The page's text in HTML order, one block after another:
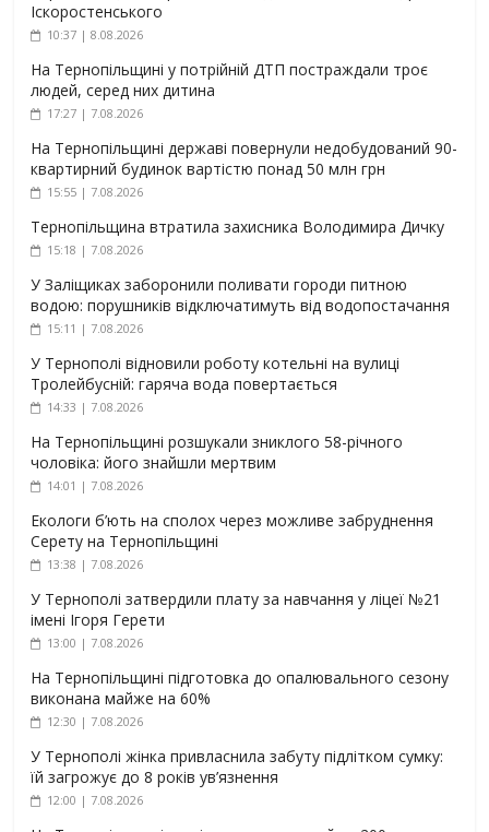
Іскоростенського
10:37 | 8.08.2026
На Тернопільщині у потрійній ДТП постраждали троє
людей, серед них дитина
17:27 | 7.08.2026
На Тернопільщині державі повернули недобудований 90-
квартирний будинок вартістю понад 50 млн грн
15:55 | 7.08.2026
Тернопільщина втратила захисника Володимира Дичку
15:18 | 7.08.2026
У Заліщиках заборонили поливати городи питною
водою: порушників відключатимуть від водопостачання
15:11 | 7.08.2026
У Тернополі відновили роботу котельні на вулиці
Тролейбусній: гаряча вода повертається
14:33 | 7.08.2026
На Тернопільщині розшукали зниклого 58-річного
чоловіка: його знайшли мертвим
14:01 | 7.08.2026
Екологи б’ють на сполох через можливе забруднення
Серету на Тернопільщині
13:38 | 7.08.2026
У Тернополі затвердили плату за навчання у ліцеї №21
імені Ігоря Герети
13:00 | 7.08.2026
На Тернопільщині підготовка до опалювального сезону
виконана майже на 60%
12:30 | 7.08.2026
У Тернополі жінка привласнила забуту підлітком сумку:
їй загрожує до 8 років ув’язнення
12:00 | 7.08.2026